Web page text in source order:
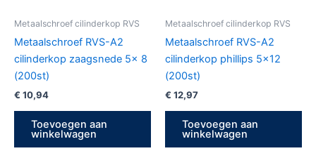
Metaalschroef cilinderkop RVS
Metaalschroef RVS-A2
cilinderkop zaagsnede 5x 8
(200st)
€ 10,94
Toevoegen aan
winkelwagen
Metaalschroef cilinderkop RVS
Metaalschroef RVS-A2
cilinderkop phillips 5×12
(200st)
€ 12,97
Toevoegen aan
winkelwagen